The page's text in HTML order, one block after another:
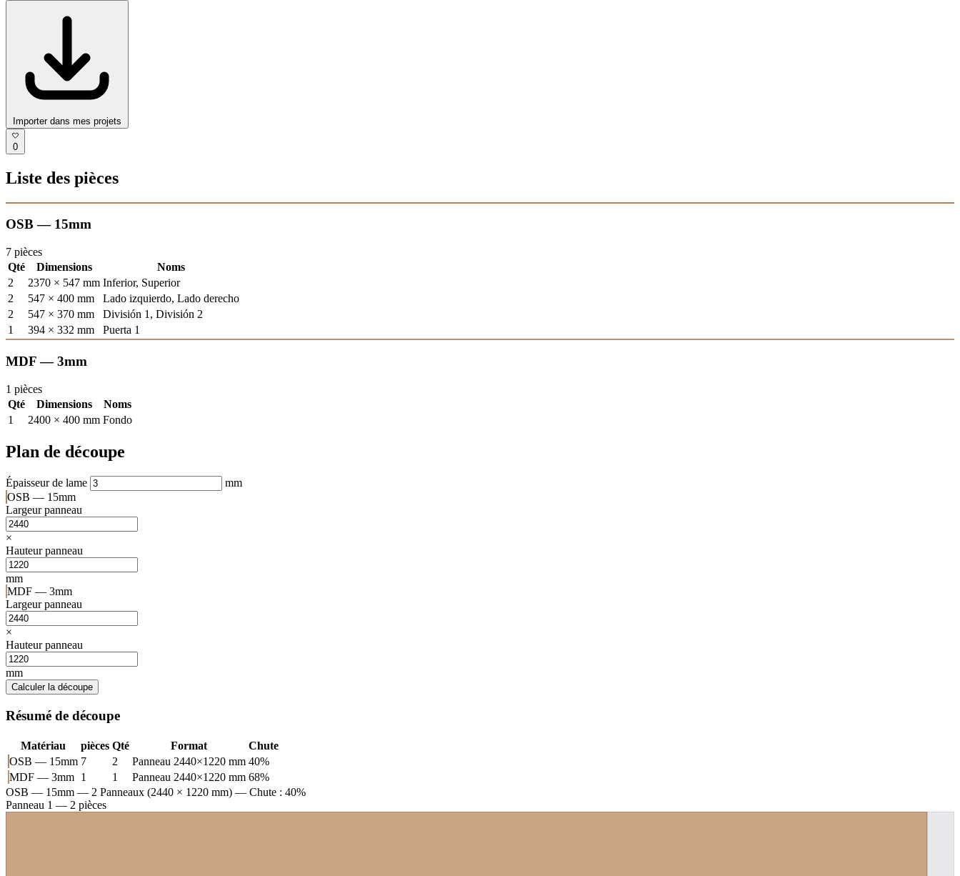
Importer dans mes projets
0
Liste des pièces
OSB — 15mm
7 pièces
Qté
Dimensions
Noms
2
2370 × 547 mm Inferior, Superior
2
547 × 400 mm
Lado izquierdo, Lado derecho
2
547 × 370 mm
División 1, División 2
1
394 × 332 mm Puerta 1
MDF — 3mm
1 pièces
Qté
Dimensions
Noms
1
2400 × 400 mm Fondo
Plan de découpe
Épaisseur de lame
mm
OSB — 15mm
Largeur panneau
×
Hauteur panneau
mm
MDF — 3mm
Largeur panneau
×
Hauteur panneau
mm
Calculer la découpe
Résumé de découpe
Matériau pièces Qté Format
Chute
OSB — 15mm 7 2 Panneau 2440×1220 mm 40%
MDF — 3mm 1 1 Panneau 2440×1220 mm 68%
OSB — 15mm — 2 Panneaux (2440 × 1220 mm) — Chute : 40%
Panneau 1 — 2 pièces